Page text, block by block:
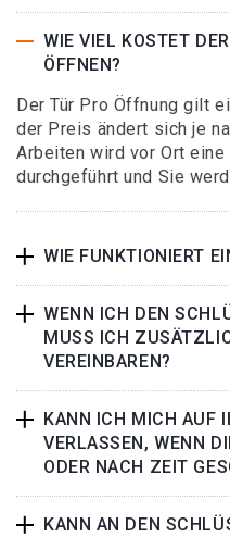
WIE VIEL KOSTET
ÖFFNEN?
Der Tür Pro Öffnung gilt
der Preis ändert sich je
Arbeiten wird vor Ort
durchgeführt und Sie
WIE FUNKTIONIERT
WENN ICH DEN
MUSS ICH
VEREINBAREN?
KANN ICH MICH AUF
VERLASSEN, WENN
ODER NACH ZEIT
KANN AN DEN